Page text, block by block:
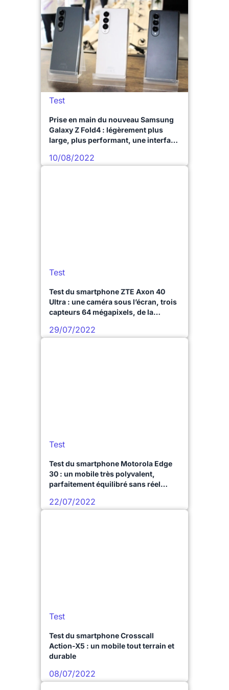
Test
Prise en main du nouveau Samsung
Galaxy Z Fold4 : légèrement plus
large, plus performant, une interface
du Galaxy S22
10/08/2022
Test
Test du smartphone ZTE Axon 40
Ultra : une caméra sous l’écran, trois
capteurs 64 mégapixels, de la
quelques compromis
29/07/2022
Test
Test du smartphone Motorola Edge
30 : un mobile très polyvalent,
parfaitement équilibré sans réel
22/07/2022
Test
Test du smartphone Crosscall
Action-X5 : un mobile tout terrain et
durable
08/07/2022